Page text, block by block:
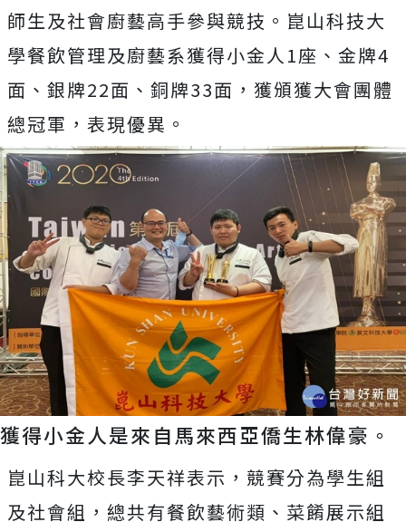
師生及社會廚藝高手參與競技。崑山科技大
學餐飲管理及廚藝系獲得小金人1座、金牌4
面、銀牌22面、銅牌33面，獲頒獲大會團體
總冠軍，表現優異。
獲得小金人是來自馬來西亞僑生林偉豪。
崑山科大校長李天祥表示，競賽分為學生組
及社會組，總共有餐飲藝術類、菜餚展示組